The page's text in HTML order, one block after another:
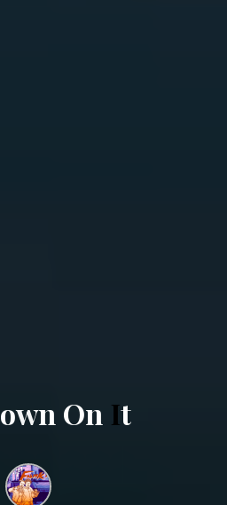
own On It